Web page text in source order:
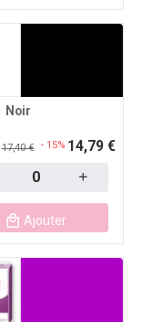
Noir
17,40 € - 15% 14,79 €
Ajouter